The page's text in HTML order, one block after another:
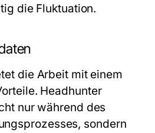
die Fluktuation.
die Arbeit mit einem
Headhunter
nur während des
sondern